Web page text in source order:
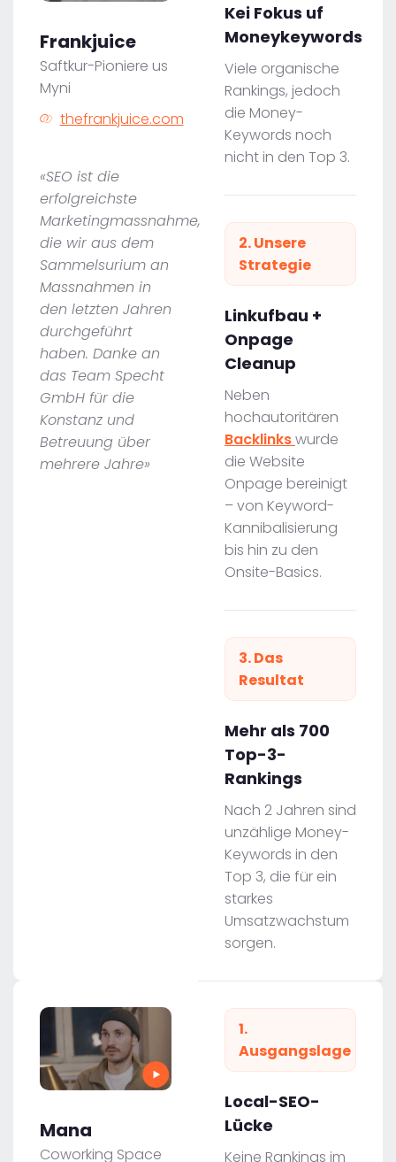
Frankjuice
Saftkur-Pioniere us
Myni
thefrankjuice.com
«SEO ist die
erfolgreichste
Marketingmassnahme,
die wir aus dem
Sammelsurium an
Massnahmen in
den letzten Jahren
durchgeführt
haben. Danke an
das Team Specht
GmbH für die
Konstanz und
Betreuung über
mehrere Jahre»
Kei Fokus uf
Moneykeywords
Viele organische
Rankings, jedoch
die Money-
Keywords noch
nicht in den Top 3.
2. Unsere
Strategie
Linkufbau +
Onpage
Cleanup
Neben
hochautoritären
Backlinkswurde
die Website
Onpage bereinigt
– von Keyword-
Kannibalisierung
bis hin zu den
Onsite-Basics.
3. Das
Resultat
Mehr als 700
Top-3-
Rankings
Nach 2 Jahren sind
unzählige Money-
Keywords in den
Top 3, die für ein
starkes
Umsatzwachstum
sorgen.
1.
Ausgangslage
Local-SEO-
Lücke
Keine Rankings im
Mana
Coworking Space